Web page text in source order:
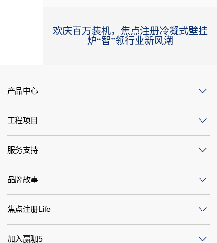
欢庆百万装机，焦点注册冷凝式壁挂
炉“智”领行业新风潮
产品中心
工程项目
服务支持
品牌故事
焦点注册Life
加入赢咖5